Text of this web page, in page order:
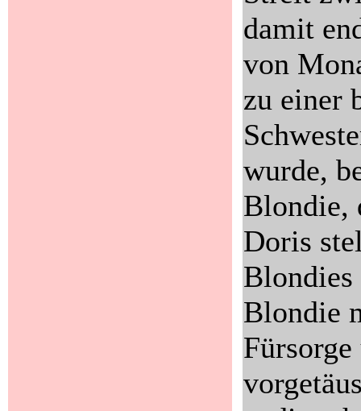
damit
von
zu einer
wurde,
Blondie,
Doris
Blondie